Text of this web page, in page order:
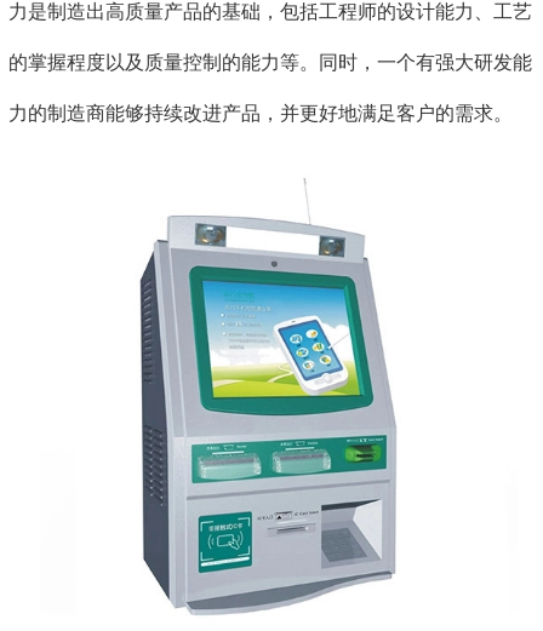
力是制造出高质量产品的基础，包括工程师的设计能力、工艺
的掌握程度以及质量控制的能力等。同时，一个有强大研发能
力的制造商能够持续改进产品，并更好地满足客户的需求。